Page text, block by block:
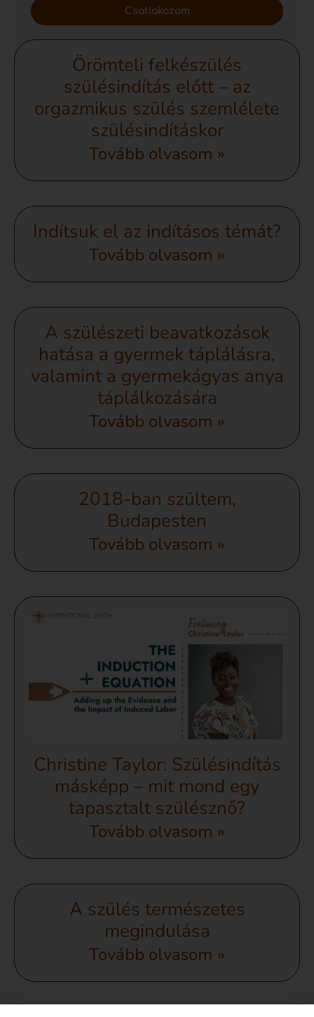
Csatlakozom
Örömteli felkészülés
szülésindítás előtt – az
orgazmikus szülés szemlélete
szülésindításkor
Tovább olvasom »
Indítsuk el az indításos témát?
Tovább olvasom »
A szülészeti beavatkozások
hatása a gyermek táplálásra,
valamint a gyermekágyas anya
táplálkozására
Tovább olvasom »
2018-ban szültem,
Budapesten
Tovább olvasom »
Christine Taylor: Szülésindítás
másképp – mit mond egy
tapasztalt szülésznő?
Tovább olvasom »
A szülés természetes
megindulása
Tovább olvasom »